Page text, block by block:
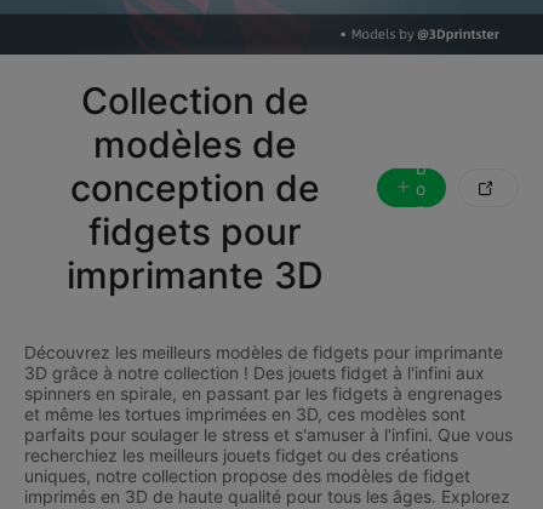
Collection de
modèles de
conception de
fidgets pour
imprimante 3D
b
o
n

Découvrez les meilleurs modèles de fidgets pour imprimante
3D grâce à notre collection ! Des jouets fidget à l'infini aux
spinners en spirale, en passant par les fidgets à engrenages
et même les tortues imprimées en 3D, ces modèles sont
parfaits pour soulager le stress et s'amuser à l'infini. Que vous
recherchiez les meilleurs jouets fidget ou des créations
uniques, notre collection propose des modèles de fidget
imprimés en 3D de haute qualité pour tous les âges. Explorez